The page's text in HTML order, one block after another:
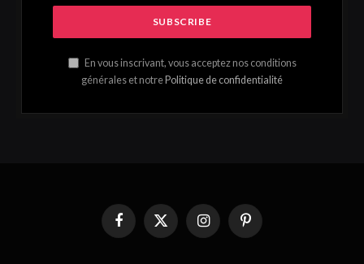
En vous inscrivant, vous acceptez nos conditions
générales et notre Politique de confidentialité
FacebookX
(Twitter)
InstagramPinterest